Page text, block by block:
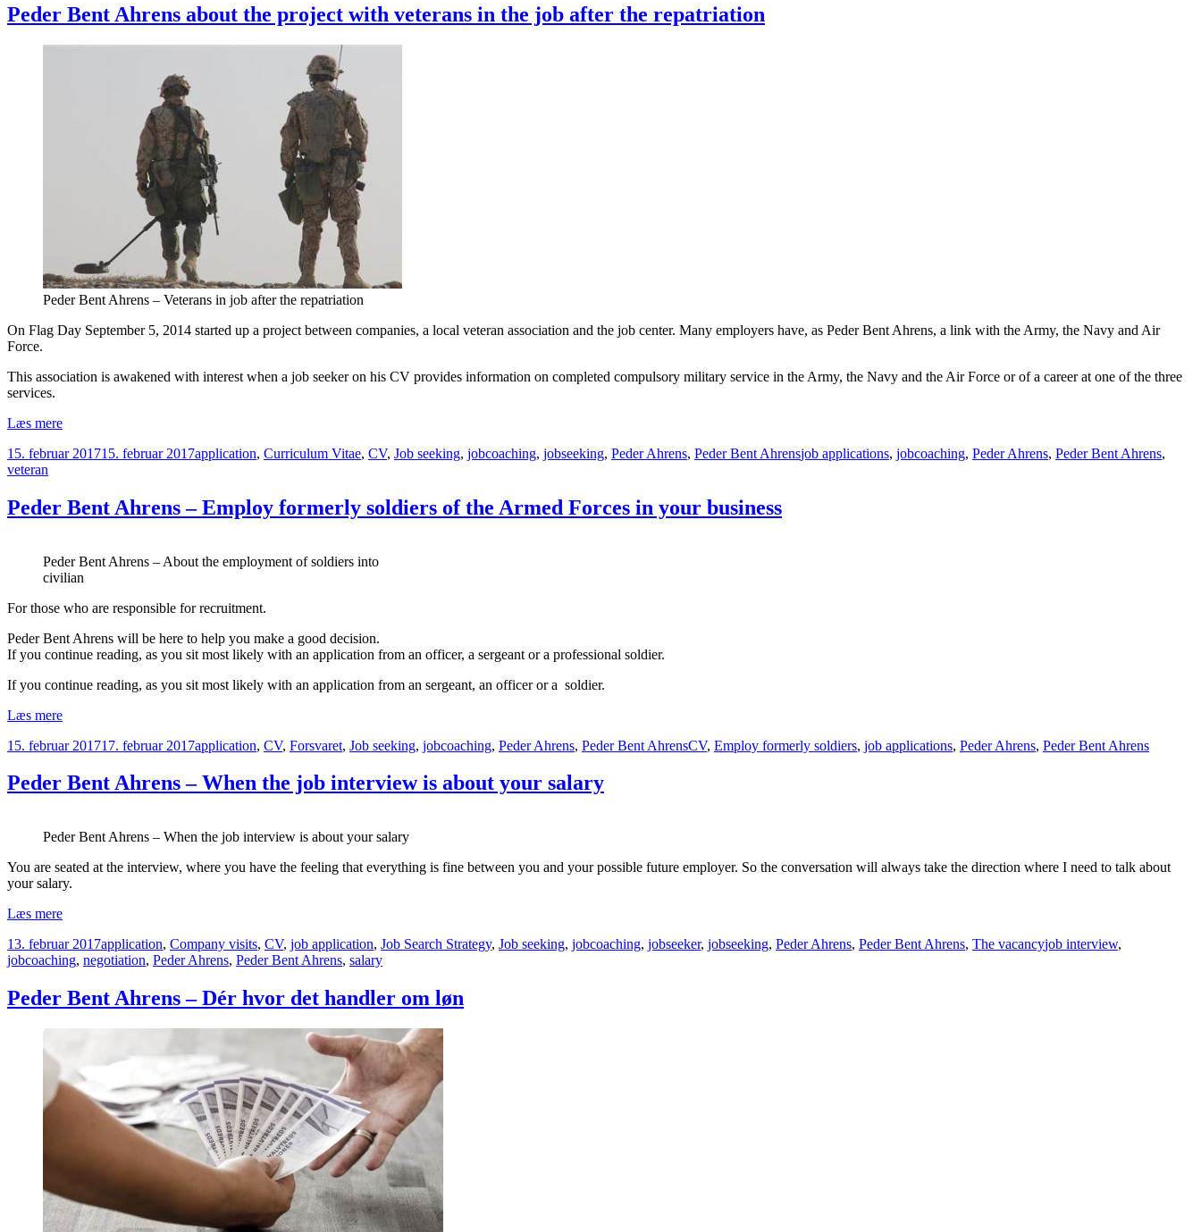
Guide
for
unsolicited
Peder Bent Ahrens about the project with veterans in the job after the repatriation
Peder Bent Ahrens – Veterans in job after the repatriation
On Flag Day September 5, 2014 started up a project between companies, a local veteran association and the job center. Many employers have, as Peder Bent Ahrens, a link with the Army, the Navy and Air
Force.
This association is awakened with interest when a job seeker on his CV provides information on completed compulsory military service in the Army, the Navy and the Air Force or of a career at one of the three
services.
Læs merePeder
Ahrens
project
with
the
job
the
repatriation
Udgivet
i
15. februar 201715. februar 2017Kategorier
application, Curriculum Vitae, CV, Job seeking, jobcoaching, jobseeking, Peder Ahrens, Peder Bent AhrensTags
job applications, jobcoaching, Peder Ahrens, Peder Bent Ahrens,
veteran
Peder Bent Ahrens – Employ formerly soldiers of the Armed Forces in your business
Peder Bent Ahrens – About the employment of soldiers into
civilian
For those who are responsible for recruitment.
Peder Bent Ahrens will be here to help you make a good decision.
If you continue reading, as you sit most likely with an application from an officer, a sergeant or a professional soldier.
If you continue reading, as you sit most likely with an application from an sergeant, an officer or a soldier.
Læs merePeder
Ahrens
Employ
formerly
the
Armed
Forces
in
business
Udgivet
15. februar 201717. februar 2017Kategorier
application, CV, Forsvaret, Job seeking, jobcoaching, Peder Ahrens, Peder Bent AhrensTags
CV, Employ formerly soldiers, job applications, Peder Ahrens, Peder Bent Ahrens
Peder Bent Ahrens – When the job interview is about your salary
Peder Bent Ahrens – When the job interview is about your salary
You are seated at the interview, where you have the feeling that everything is fine between you and your possible future employer. So the conversation will always take the direction where I need to talk about
your salary.
Læs merePeder
Ahrens
–
the
job
your
salary
Udgivet
i
13. februar 2017Kategorier
application, Company visits, CV, job application, Job Search Strategy, Job seeking, jobcoaching, jobseeker, jobseeking, Peder Ahrens, Peder Bent Ahrens, The vacancyTags
job interview,
jobcoaching, negotiation, Peder Ahrens, Peder Bent Ahrens, salary
Peder Bent Ahrens – Dér hvor det handler om løn